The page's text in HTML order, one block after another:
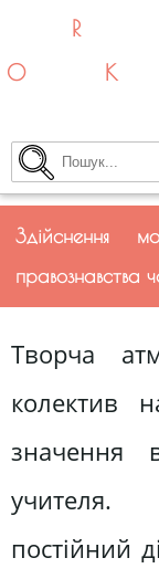
Здійснення
правознавства
Творча
колектив
значення
учителя.
постійний